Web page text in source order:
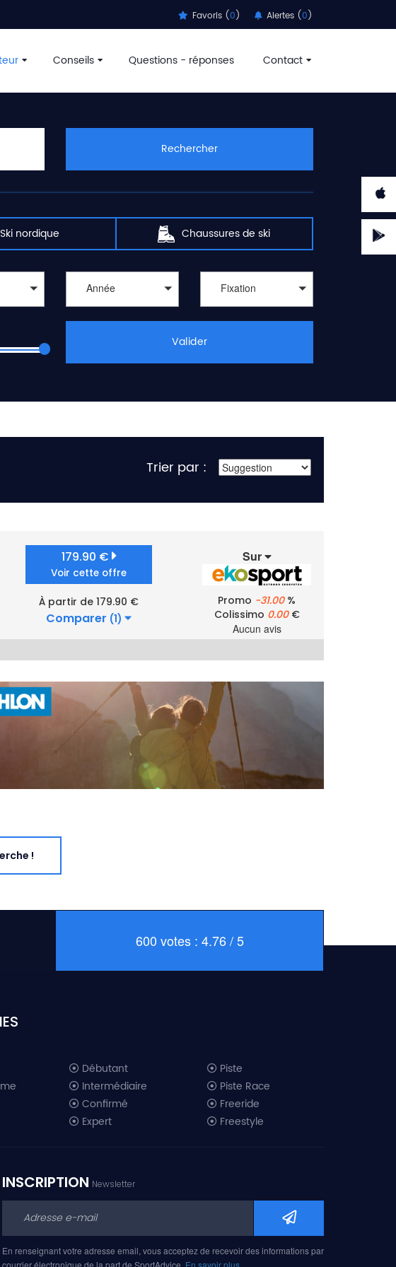
Favoris (0) Alertes (0)
Conseils Questions - réponses Contact
Rechercher
Ski nordique Chaussures de ski
Année Fixation
Valider
Trier par :
179.90 €
Voir cette offre
À partir de 179.90 €
Comparer (1)
Sur
Promo -31.00%
Colissimo 0.00€
Aucun avis
!
600 votes : 4.76 / 5
Débutant
Intermédiaire
Confirmé
Expert
Piste
Piste Race
Freeride
Freestyle
Ski freeride 2019
Ski freestyle 2019
Ski AM 2019
INSCRIPTION Newsletter
En renseignant votre adresse email, vous acceptez de recevoir des informations par
courrier électronique de la part de SportAdvice. En savoir plus…